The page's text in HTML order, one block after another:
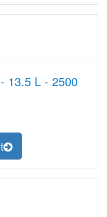
13.5 L - 2500